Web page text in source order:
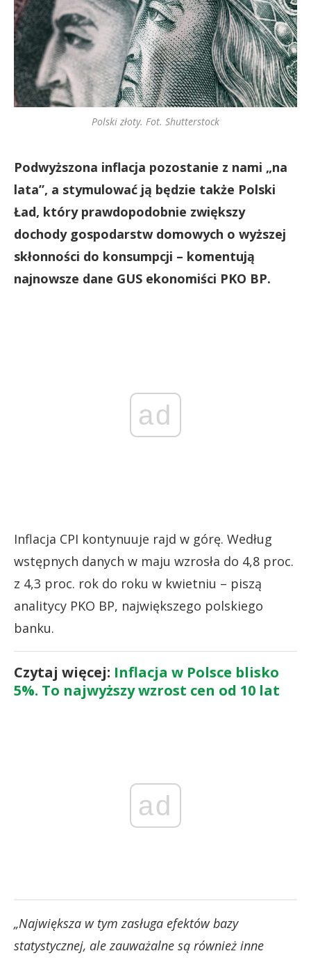
Polski złoty. Fot. Shutterstock
Podwyższona inflacja pozostanie z nami „na
lata”, a stymulować ją będzie także Polski
Ład, który prawdopodobnie zwiększy
dochody gospodarstw domowych o wyższej
skłonności do konsumpcji – komentują
najnowsze dane GUS ekonomiści PKO BP.
ad
Inflacja CPI kontynuuje rajd w górę. Według
wstępnych danych w maju wzrosła do 4,8 proc.
z 4,3 proc. rok do roku w kwietniu – piszą
analitycy PKO BP, największego polskiego
banku.
Czytaj więcej: Inflacja w Polsce blisko
5%. To najwyższy wzrost cen od 10 lat
ad
„Największa w tym zasługa efektów bazy
statystycznej, ale zauważalne są również inne